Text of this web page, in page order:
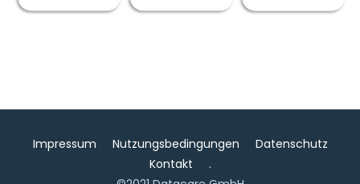
Impressum Nutzungsbedingungen
Datenschutz
Kontakt
.